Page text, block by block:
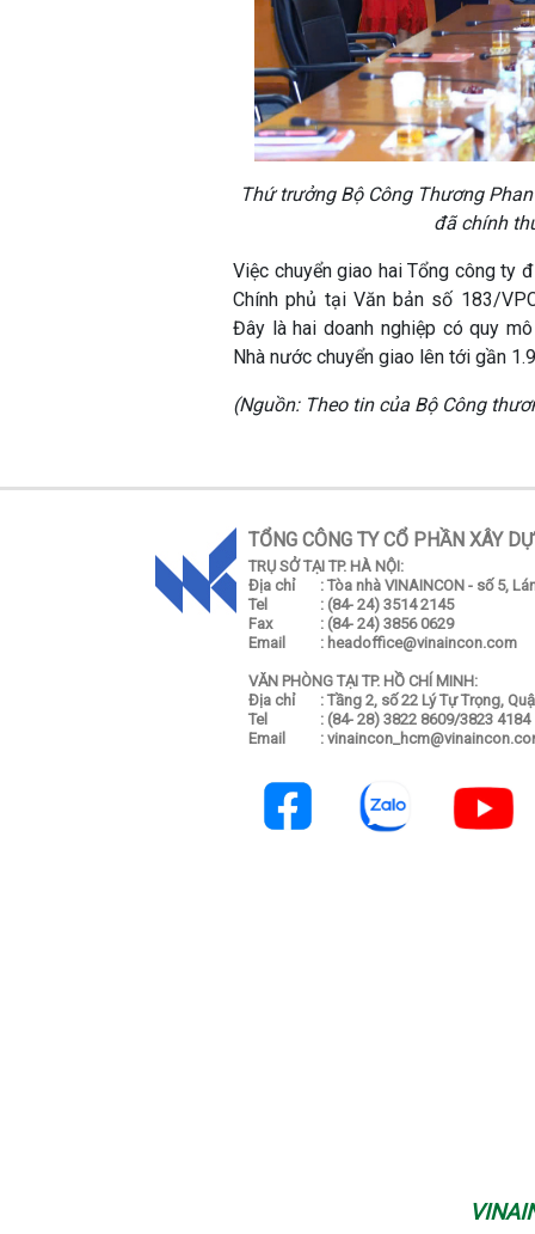
Thứ trưởng Bộ Công Thương
đã chính
Việc chuyển giao hai Tổng công ty
Chính phủ tại Văn bản số 183/
Đây là hai doanh nghiệp có quy
Nhà nước chuyển giao lên tới gần
(Nguồn: Theo tin của Bộ Công
TỔNG CÔNG TY CỔ PHẦN XÂY
TRỤ SỞ TẠI TP. HÀ NỘI:
Địa chỉ
: Tòa nhà VINAINCON - số 5,
Tel
: (84- 24) 3514 2145
Fax
: (84- 24) 3856 0629
Email
: headoffice@vinaincon.com
VĂN PHÒNG TẠI TP. HỒ CHÍ MINH:
Địa chỉ
: Tầng 2, số 22 Lý Tự Trọng,
Tel
: (84- 28) 3822 8609/3823 4184
Email
: